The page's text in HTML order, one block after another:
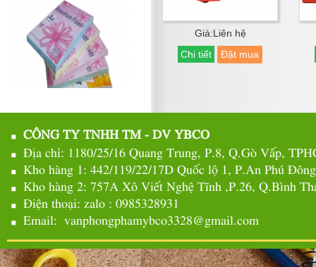
Giá:Liên hệ
Chi tiết
Đặt mua
CÔNG TY TNHH TM - DV YBCO
Địa chỉ: 1180/25/16 Quang Trung, P.8, Q.Gò Vấp,
Kho hàng 1: 442/119/22/17D Quốc lộ 1, P.An Phú
Kho hàng 2: 757A Xô Viết Nghệ Tĩnh ,P.26, Q.Bình
Điện thoại: zalo : 0985328931
Email: vanphongphamybco3328@gmail.com